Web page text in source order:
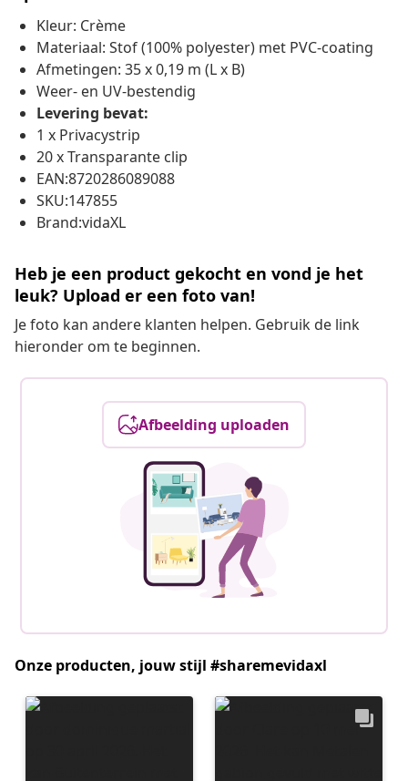
Kleur: Crème
Materiaal: Stof (100% polyester) met PVC-coating
Afmetingen: 35 x 0,19 m (L x B)
Weer- en UV-bestendig
Levering bevat:
1 x Privacystrip
20 x Transparante clip
EAN:8720286089088
SKU:147855
Brand:vidaXL
Heb je een product gekocht en vond je het
leuk? Upload er een foto van!
Je foto kan andere klanten helpen. Gebruik de link
hieronder om te beginnen.
Afbeelding uploaden
Onze producten, jouw stijl #sharemevidaxl